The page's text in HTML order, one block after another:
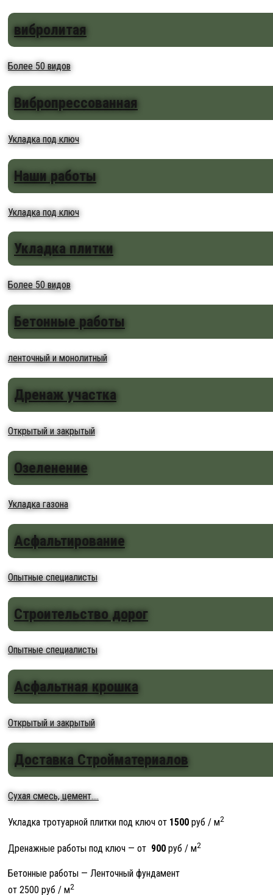
вибролитая
Более 50 видов
Вибропрессованная
Укладка под ключ
Наши работы
Укладка под ключ
Укладка плитки
Более 50 видов
Бетонные работы
ленточный и монолитный
Дренаж участка
Открытый и закрытый
Озеленение
Укладка газона
Асфальтирование
Опытные специалисты
Строительство дорог
Опытные специалисты
Асфальтная крошка
Открытый и закрытый
Доставка Стройматериалов
Сухая смесь, цемент....
Укладка тротуарной плитки под ключ от 1500 руб / м2
Дренажные работы под ключ — от 900 руб / м2
Бетонные работы — Ленточный фундамент
от 2500 руб / м2